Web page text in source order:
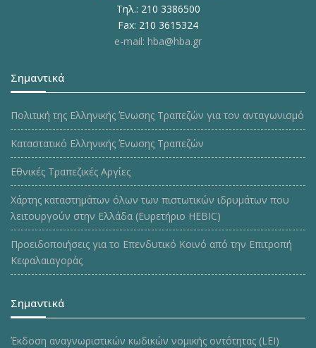
Τηλ.: 210 3386500
Fax: 210 3615324
e-mail: hba@hba.gr
Σημαντικά
Πολιτική της Ελληνικής Ένωσης Τραπεζών για τον ανταγωνισμό
Καταστατικό Ελληνικής Ένωσης Τραπεζών
Εθνικές Τραπεζικές Αργίες
Χάρτης καταστημάτων όλων των πιστωτικών ιδρυμάτων που
λειτουργούν στην Ελλάδα (Ευρετήριο HEBIC)
Προειδοποιήσεις για το Επενδυτικό Κοινό από την Επιτροπή
Κεφαλαιαγοράς
Σημαντικά
Έκδοση αναγνωριστικών κωδικών νομικής οντότητας (LEI)